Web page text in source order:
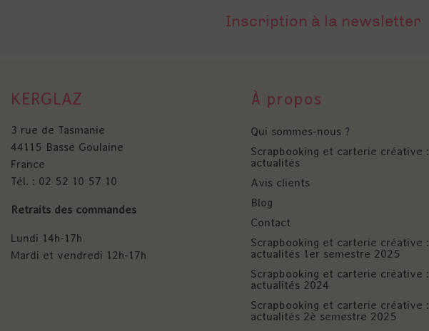
Inscription à la newsletter
KERGLAZ
3 rue de Tasmanie
44115 Basse Goulaine
France
Tél. : 02 52 10 57 10
Retraits des commandes
Lundi 14h-17h
Mardi et vendredi 12h-17h
À propos
Qui sommes-nous ?
Scrapbooking et carterie créative :
actualités
Avis clients
Blog
Contact
Scrapbooking et carterie créative :
actualités 1er semestre 2025
Scrapbooking et carterie créative :
actualités 2024
Scrapbooking et carterie créative :
actualités 2è semestre 2025